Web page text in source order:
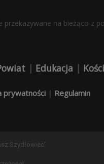
na bieżąco z
| Edukacja |
prywatności | Regulamin
Szydłowiec'